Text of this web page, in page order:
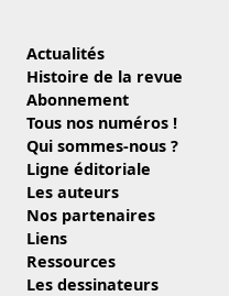
Actualités
Histoire de la revue
Abonnement
Tous nos numéros !
Qui sommes-nous ?
Ligne éditoriale
Les auteurs
Nos partenaires
Liens
Ressources
Les dessinateurs